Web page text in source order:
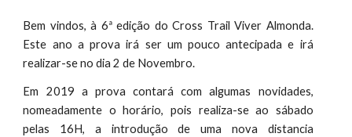
Bem vindos, à 6ª edição do Cross Trail Viver Almonda.
Este ano a prova irá ser um pouco antecipada e irá
realizar-se no dia 2 de Novembro.
Em 2019 a prova contará com algumas novidades,
nomeadamente o horário, pois realiza-se ao sábado
pelas 16H, a introdução de uma nova distancia